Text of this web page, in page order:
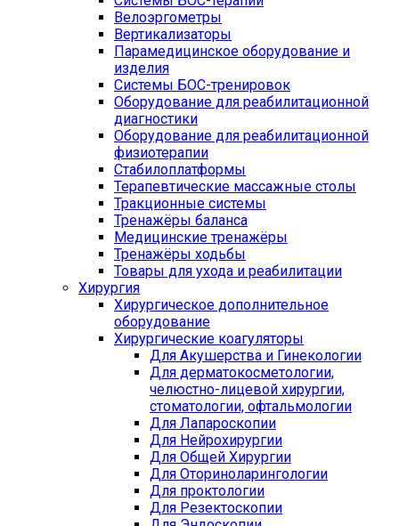
Велоэргометры
Вертикализаторы
Парамедицинское оборудование и
изделия
Системы БОС-тренировок
Оборудование для реабилитационной
диагностики
Оборудование для реабилитационной
физиотерапии
Стабилоплатформы
Терапевтические массажные столы
Тракционные системы
Тренажёры баланса
Медицинские тренажёры
Тренажёры ходьбы
Товары для ухода и реабилитации
Хирургия
Хирургическое дополнительное
оборудование
Хирургические коагуляторы
Для Акушерства и Гинекологии
Для дерматокосметологии,
челюстно-лицевой хирургии,
стоматологии, офтальмологии
Для Лапароскопии
Для Нейрохирургии
Для Общей Хирургии
Для Оториноларингологии
Для проктологии
Для Резектоскопии